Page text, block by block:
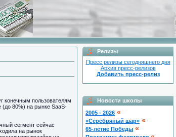
конечным пользователям
(до 80%) на рынке SaaS-
сегмент сейчас
на рынок
Релизы
Пресс релизы сегодняшнего дня
Архив пресс-релизов
Добавить пресс-релиз
Новости школы
2005 - 2026 «
«Серебряный шар» «
65-летие Победы «